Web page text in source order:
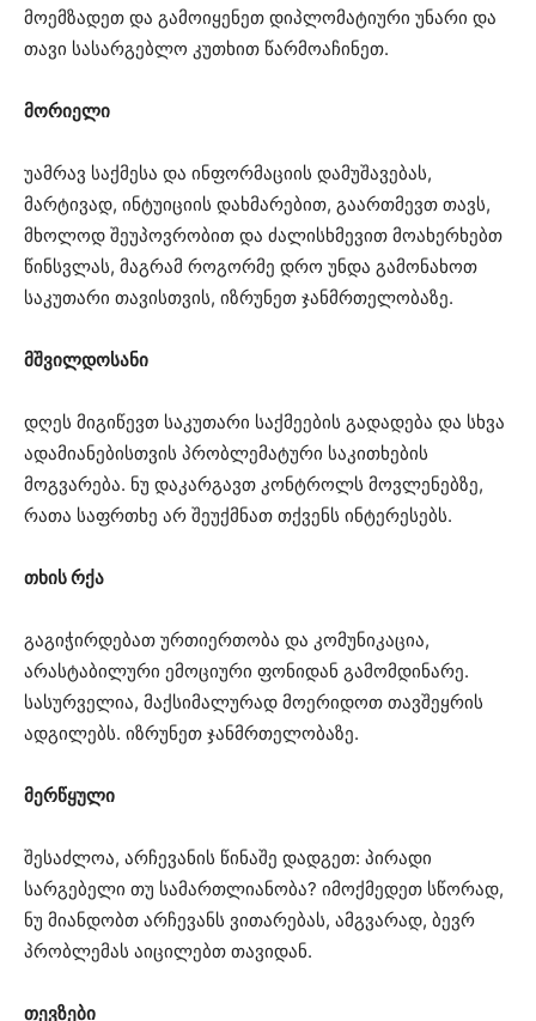
მოემზადეთ და გამოიყენეთ დიპლომატიური უნარი და
თავი სასარგებლო კუთხით წარმოაჩინეთ.
მორიელი
უამრავ საქმესა და ინფორმაციის დამუშავებას,
მარტივად, ინტუიციის დახმარებით, გაართმევთ თავს,
მხოლოდ შეუპოვრობით და ძალისხმევით მოახერხებთ
წინსვლას, მაგრამ როგორმე დრო უნდა გამონახოთ
საკუთარი თავისთვის, იზრუნეთ ჯანმრთელობაზე.
მშვილდოსანი
დღეს მიგიწევთ საკუთარი საქმეების გადადება და სხვა
ადამიანებისთვის პრობლემატური საკითხების
მოგვარება. ნუ დაკარგავთ კონტროლს მოვლენებზე,
რათა საფრთხე არ შეუქმნათ თქვენს ინტერესებს.
თხის რქა
გაგიჭირდებათ ურთიერთობა და კომუნიკაცია,
არასტაბილური ემოციური ფონიდან გამომდინარე.
სასურველია, მაქსიმალურად მოერიდოთ თავშეყრის
ადგილებს. იზრუნეთ ჯანმრთელობაზე.
მერწყული
შესაძლოა, არჩევანის წინაშე დადგეთ: პირადი
სარგებელი თუ სამართლიანობა? იმოქმედეთ სწორად,
ნუ მიანდობთ არჩევანს ვითარებას, ამგვარად, ბევრ
პრობლემას აიცილებთ თავიდან.
თევზები